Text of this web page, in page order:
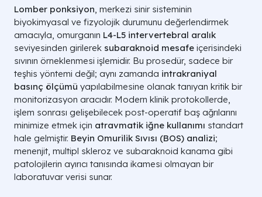
Lomber ponksiyon, merkezi sinir sisteminin
biyokimyasal ve fizyolojik durumunu değerlendirmek
amacıyla, omurganın L4-L5 intervertebral aralık
seviyesinden girilerek subaraknoid mesafe içerisindeki
sıvının örneklenmesi işlemidir. Bu prosedür, sadece bir
teşhis yöntemi değil; aynı zamanda intrakraniyal
basınç ölçümü yapılabilmesine olanak tanıyan kritik bir
monitorizasyon aracıdır. Modern klinik protokollerde,
işlem sonrası gelişebilecek post-operatif baş ağrılarını
minimize etmek için atravmatik iğne kullanımı standart
hale gelmiştir. Beyin Omurilik Sıvısı (BOS) analizi;
menenjit, multipl skleroz ve subaraknoid kanama gibi
patolojilerin ayırıcı tanısında ikamesi olmayan bir
laboratuvar verisi sunar.